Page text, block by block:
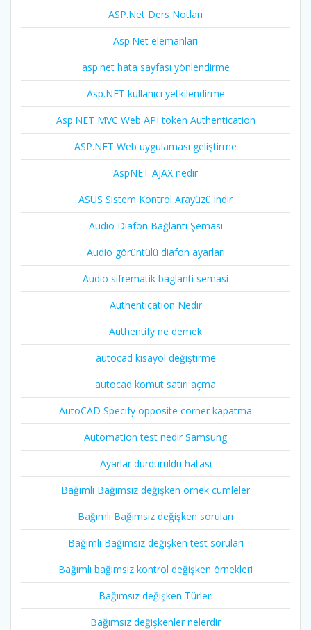
ASP.Net Ders Notları
Asp.Net elemanları
asp.net hata sayfası yönlendirme
Asp.NET kullanıcı yetkilendirme
Asp.NET MVC Web API token Authentication
ASP.NET Web uygulaması geliştirme
AspNET AJAX nedir
ASUS Sistem Kontrol Arayüzü indir
Audio Diafon Bağlantı Şeması
Audio görüntülü diafon ayarları
Audio sifrematik baglanti semasi
Authentication Nedir
Authentify ne demek
autocad kısayol değiştirme
autocad komut satırı açma
AutoCAD Specify opposite corner kapatma
Automation test nedir Samsung
Ayarlar durduruldu hatası
Bağımlı Bağımsız değişken örnek cümleler
Bağımlı Bağımsız değişken soruları
Bağımlı Bağımsız değişken test soruları
Bağımlı bağımsız kontrol değişken örnekleri
Bağımsız değişken Türleri
Bağımsız değişkenler nelerdir